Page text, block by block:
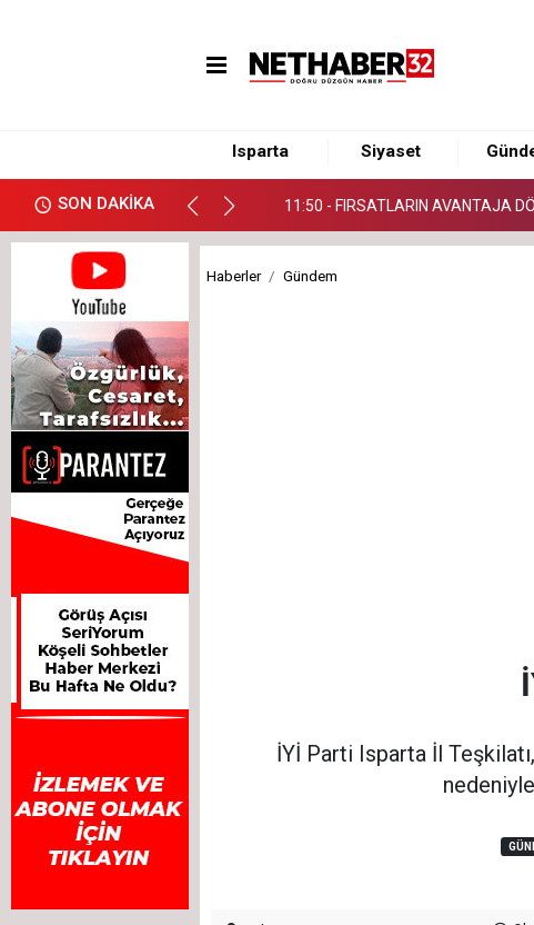
Isparta Siyaset
SON DAKİKA
11:50 - FIRSATLARIN AVANTAJA
15:54 - YENİ Parti Isparta'da Görev
11:50 - FIRSATLARIN AVANTAJA
Haberler Gündem
İYİ Parti Isparta İl